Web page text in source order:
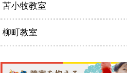
苫小牧教室
柳町教室